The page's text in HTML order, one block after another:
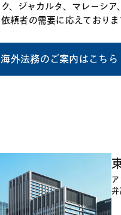
化学
、ジャカルタ、マレーシ
頼者の需要に応えておりま
海外法務のご案内はこちら
弁